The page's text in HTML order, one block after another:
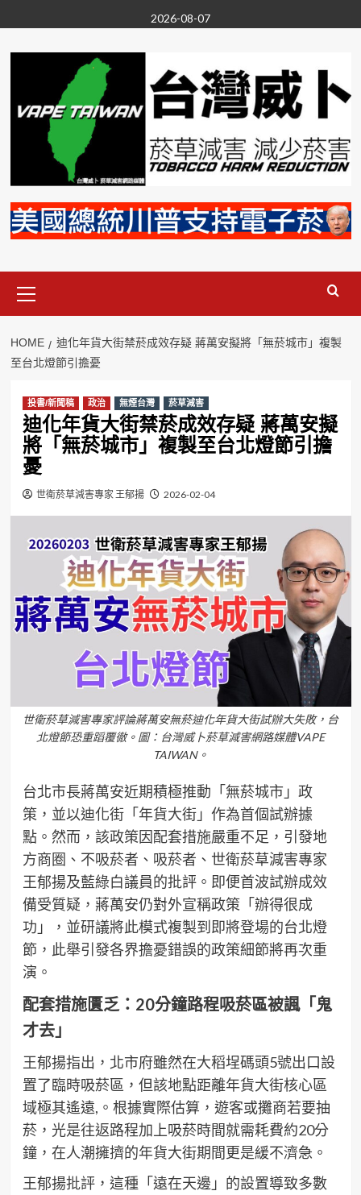
to
content
2026-08-07
Menu
HOME
迪化年貨大街禁菸成效存疑 蔣萬安擬將「無菸城市」複製
至台北燈節引擔憂
投書/新聞稿 政治 無煙台灣 菸草減害
迪化年貨大街禁菸成效存疑 蔣萬安擬
將「無菸城市」複製至台北燈節引擔
憂
世衛菸草減害專家 王郁揚 2026-02-04
世衛菸草減害專家評論蔣萬安無菸迪化年貨大街試辦大失敗，台
北燈節恐重蹈覆徹。圖：台灣威卜菸草減害網路媒體VAPE
TAIWAN。
台北市長蔣萬安近期積極推動「無菸城市」政
策，並以迪化街「年貨大街」作為首個試辦據
點。然而，該政策因配套措施嚴重不足，引發地
方商圈、不吸菸者、吸菸者、世衛菸草減害專家
王郁揚及藍綠白議員的批評。即便首波試辦成效
備受質疑，蔣萬安仍對外宣稱政策「辦得很成
功」，並研議將此模式複製到即將登場的台北燈
節，此舉引發各界擔憂錯誤的政策細節將再次重
演。
配套措施匱乏：20分鐘路程吸菸區被諷「鬼
才去」
王郁揚指出，北市府雖然在大稻埕碼頭5號出口設
置了臨時吸菸區，但該地點距離年貨大街核心區
域極其遙遠,。根據實際估算，遊客或攤商若要抽
菸，光是往返路程加上吸菸時間就需耗費約20分
鐘，在人潮擁擠的年貨大街期間更是緩不濟急。
王郁揚批評，這種「遠在天邊」的設置導致多數